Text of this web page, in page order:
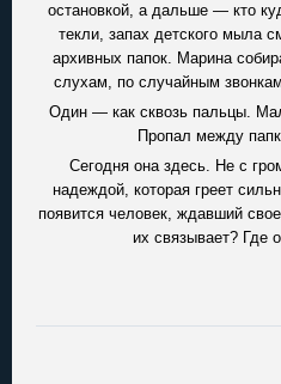
остановкой, а дальше — кто
текли, запах детского мыла
архивных папок. Марина
слухам, по случайным
Один — как сквозь пальцы.
Пропал между
Сегодня она здесь. Не с
надеждой, которая греет
появится человек, ждавший
их связывает? Где